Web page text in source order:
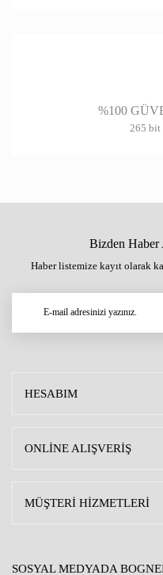
%100
265 bit
Bizden
Haber listemize kayıt olarak
HESABIM
ONLİNE ALIŞVERİŞ
MÜŞTERİ HİZMETLERİ
SOSYAL MEDYADA